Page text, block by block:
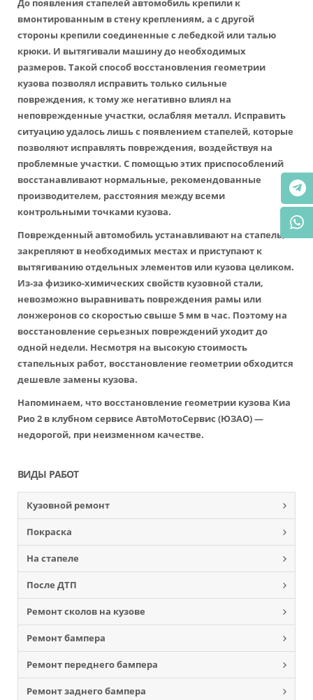
До появления стапелей автомобиль крепили к
вмонтированным в стену креплениям, а с другой
стороны крепили соединенные с лебедкой или талью
крюки. И вытягивали машину до необходимых
размеров. Такой способ восстановления геометрии
кузова позволял исправить только сильные
повреждения, к тому же негативно влиял на
неповрежденные участки, ослабляя металл. Исправить
ситуацию удалось лишь с появлением стапелей, которые
позволяют исправлять повреждения, воздействуя на
проблемные участки. С помощью этих приспособлений
восстанавливают нормальные, рекомендованные
производителем, расстояния между всеми
контрольными точками кузова.
Поврежденный автомобиль устанавливают на стапель,
закрепляют в необходимых местах и приступают к
вытягиванию отдельных элементов или кузова целиком.
Из-за физико-химических свойств кузовной стали,
невозможно выравнивать повреждения рамы или
лонжеронов со скоростью свыше 5 мм в час. Поэтому на
восстановление серьезных повреждений уходит до
одной недели. Несмотря на высокую стоимость
стапельных работ, восстановление геометрии обходится
дешевле замены кузова.
Напоминаем, что восстановление геометрии кузова Киа
Рио 2 в клубном сервисе АвтоМотоСервис (ЮЗАО) —
недорогой, при неизменном качестве.
ВИДЫ РАБОТ
Кузовной ремонт
Покраска
На стапеле
После ДТП
Ремонт сколов на кузове
Ремонт бампера
Ремонт переднего бампера
Ремонт заднего бампера